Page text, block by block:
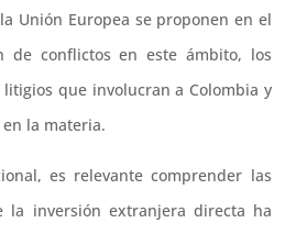
Unión Europea se proponen en el
de conflictos en este ámbito, los
que involucran a Colombia y
la materia.
es relevante comprender las
la inversión extranjera directa ha